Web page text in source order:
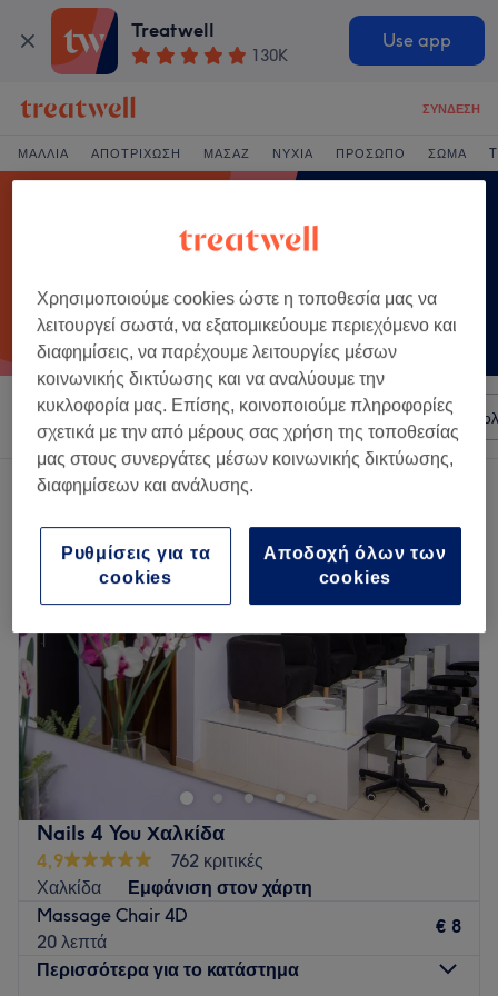
Treatwell
130K
Use app
ΣΎΝΔΕΣΗ
ΜΑΛΛΙΆ ΑΠΟΤΡΊΧΩΣΗ ΜΑΣΆΖ ΝΎΧΙΑ ΠΡΌΣΩΠΟ ΣΏΜΑ
Ταξινόμηση κατά Σαλόνια Άμεσες Προσφορές
Ένα κατάστημα που προσφέρει:κόμμωση afro σε Εύβοια
Nails 4 You Χαλκίδα
4,9
762 κριτικές
Χαλκίδα
Εμφάνιση στον χάρτη
Massage Chair 4D
20 λεπτά
€ 8
Περισσότερα για το κατάστημα
Χρησιμοποιούμε cookies ώστε η τοποθεσία μας να
λειτουργεί σωστά, να εξατομικεύουμε περιεχόμενο και
διαφημίσεις, να παρέχουμε λειτουργίες μέσων
κοινωνικής δικτύωσης και να αναλύουμε την
κυκλοφορία μας. Επίσης, κοινοποιούμε πληροφορίες
σχετικά με την από μέρους σας χρήση της τοποθεσίας
μας στους συνεργάτες μέσων κοινωνικής δικτύωσης,
διαφημίσεων και ανάλυσης.
Αποδοχή όλων των
cookies
Ρυθμίσεις για τα
cookies